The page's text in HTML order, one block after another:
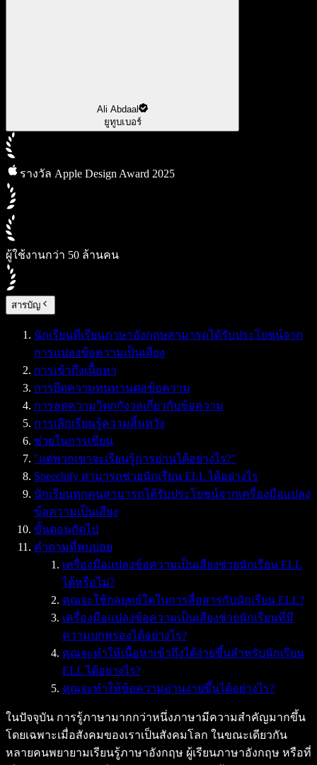
Ali Abdaal
ยูทูบเบอร์
รางวัล Apple Design Award 2025
ผู้ใช้งานกว่า 50 ล้านคน
สารบัญ
นักเรียนที่เรียนภาษาอังกฤษสามารถได้รับประโยชน์จาก
การแปลงข้อความเป็นเสียง
การเข้าถึงเนื้อหา
การยืดความทนทานต่อข้อความ
การลดความวิตกกังวลเกี่ยวกับข้อความ
การเลิกเรียนรู้ความสิ้นหวัง
ช่วยในการเขียน
"แต่พวกเขาจะเรียนรู้การอ่านได้อย่างไร?"
Speechify สามารถช่วยนักเรียน ELL ได้อย่างไร
นักเรียนทุกคนสามารถได้รับประโยชน์จากเครื่องมือแปลง
ข้อความเป็นเสียง
ขั้นตอนถัดไป
คำถามที่พบบ่อย
เครื่องมือแปลงข้อความเป็นเสียงช่วยนักเรียน ELL
ได้หรือไม่?
คุณจะใช้กลยุทธ์ใดในการสื่อสารกับนักเรียน ELL?
เครื่องมือแปลงข้อความเป็นเสียงช่วยนักเรียนที่มี
ความบกพร่องได้อย่างไร?
คุณจะทำให้เนื้อหาเข้าถึงได้ง่ายขึ้นสำหรับนักเรียน
ELL ได้อย่างไร?
คุณจะทำให้ข้อความอ่านง่ายขึ้นได้อย่างไร?
ในปัจจุบัน การรู้ภาษามากกว่าหนึ่งภาษามีความสำคัญมากขึ้น
โดยเฉพาะเมื่อสังคมของเราเป็นสังคมโลก ในขณะเดียวกัน
หลายคนพยายามเรียนรู้ภาษาอังกฤษ ผู้เรียนภาษาอังกฤษ หรือที่